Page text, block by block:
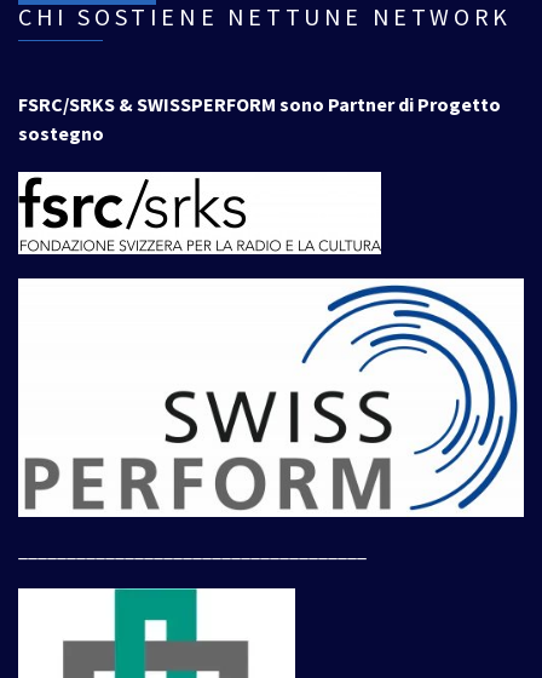
CHI SOSTIENE NETTUNE NETWORK
FSRC/SRKS & SWISSPERFORM sono Partner di Progetto
sostegno